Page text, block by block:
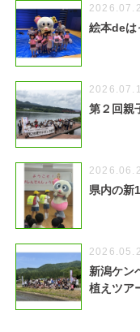
絵本deは
第２回親
県内の新
新潟ケン
植えツア